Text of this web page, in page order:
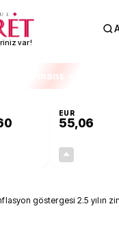
var!
Finans
EUR
55,06
göstergesi 2.5 yılın